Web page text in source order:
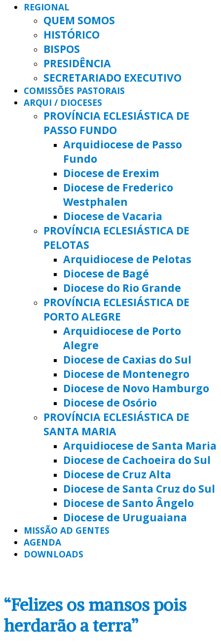
REGIONAL
QUEM SOMOS
HISTÓRICO
BISPOS
PRESIDÊNCIA
SECRETARIADO EXECUTIVO
COMISSÕES PASTORAIS
ARQUI / DIOCESES
PROVÍNCIA ECLESIÁSTICA DE
PASSO FUNDO
Arquidiocese de Passo
Fundo
Diocese de Erexim
Diocese de Frederico
Westphalen
Diocese de Vacaria
PROVÍNCIA ECLESIÁSTICA DE
PELOTAS
Arquidiocese de Pelotas
Diocese de Bagé
Diocese do Rio Grande
PROVÍNCIA ECLESIÁSTICA DE
PORTO ALEGRE
Arquidiocese de Porto
Alegre
Diocese de Caxias do Sul
Diocese de Montenegro
Diocese de Novo Hamburgo
Diocese de Osório
PROVÍNCIA ECLESIÁSTICA DE
SANTA MARIA
Arquidiocese de Santa Maria
Diocese de Cachoeira do Sul
Diocese de Cruz Alta
Diocese de Santa Cruz do Sul
Diocese de Santo Ângelo
Diocese de Uruguaiana
MISSÃO AD GENTES
AGENDA
DOWNLOADS
“Felizes os mansos pois
herdarão a terra”